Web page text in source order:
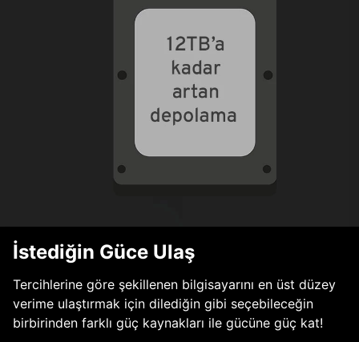
İstediğin Güce Ulaş
Tercihlerine göre şekillenen bilgisayarını en üst düzey
verime ulaştırmak için dilediğin gibi seçebileceğin
birbirinden farklı güç kaynakları ile gücüne güç kat!